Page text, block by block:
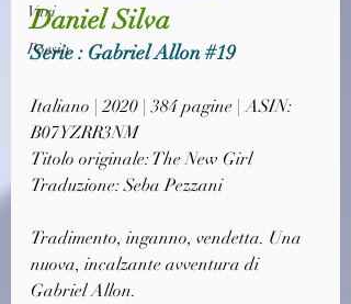
Vari
Poesia
Daniel Silva
Serie : Gabriel Allon #19
Italiano | 2020 | 384 pagine | ASIN:
B07YZRR3NM
Titolo originale: The New Girl
Traduzione: Seba Pezzani
Tradimento, inganno, vendetta. Una
nuova, incalzante avventura di
Gabriel Allon.